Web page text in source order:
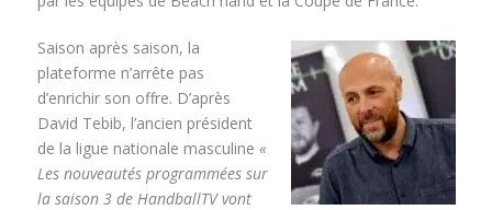
Saison après saison, la
plateforme n’arrête pas
d’enrichir son offre. D’après
David Tebib, l’ancien président
de la ligue nationale masculine «
Les nouveautés programmées sur
la saison 3 de HandballTV vont